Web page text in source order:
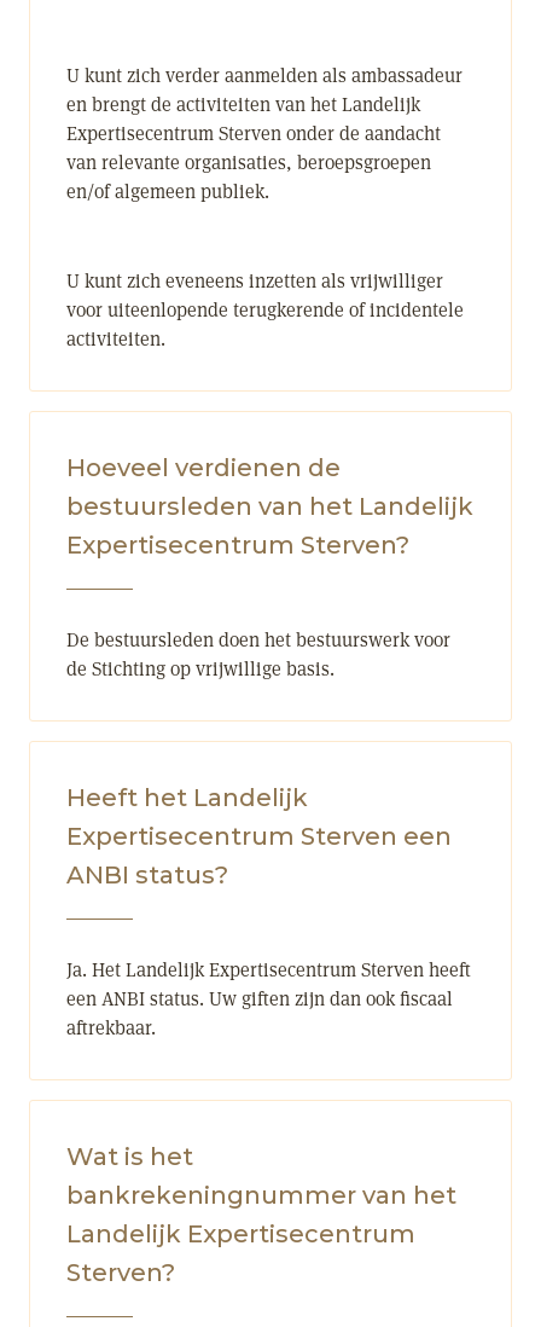
U kunt zich verder aanmelden als ambassadeur
en brengt de activiteiten van het Landelijk
Expertisecentrum Sterven onder de aandacht
van relevante organisaties, beroepsgroepen
en/of algemeen publiek.
U kunt zich eveneens inzetten als vrijwilliger
voor uiteenlopende terugkerende of incidentele
activiteiten.
Hoeveel verdienen de
bestuursleden van het Landelijk
Expertisecentrum Sterven?
De bestuursleden doen het bestuurswerk voor
de Stichting op vrijwillige basis.
Heeft het Landelijk
Expertisecentrum Sterven een
ANBI status?
Ja. Het Landelijk Expertisecentrum Sterven heeft
een ANBI status. Uw giften zijn dan ook fiscaal
aftrekbaar.
Wat is het
bankrekeningnummer van het
Landelijk Expertisecentrum
Sterven?